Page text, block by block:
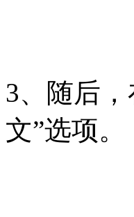
3、随后
文”选项。